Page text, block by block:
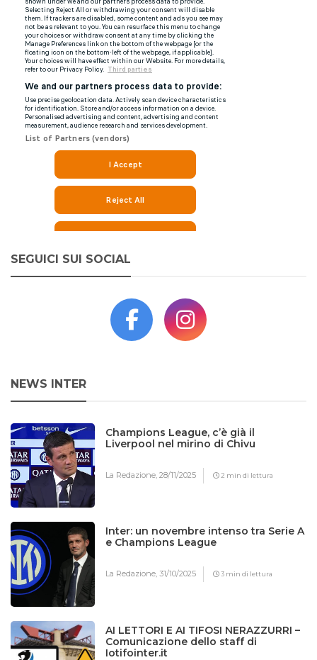
SEGUICI SUI SOCIAL
NEWS INTER
Champions League, c’è già il
Liverpool nel mirino di Chivu
La Redazione,28/11/2025 2 min di lettura
Inter: un novembre intenso tra Serie A
e Champions League
La Redazione,31/10/2025 3 min di lettura
AI LETTORI E AI TIFOSI NERAZZURRI –
Comunicazione dello staff di
Iotifointer.it